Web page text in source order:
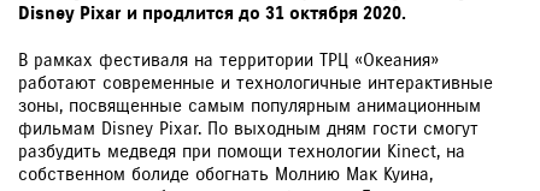
Disney Pixar и продлится до 31 октября 2020.
В рамках фестиваля на территории ТРЦ «Океания»
работают современные и технологичные интерактивные
зоны, посвященные самым популярным анимационным
фильмам Disney Pixar. По выходным дням гости смогут
разбудить медведя при помощи технологии Kinect, на
собственном болиде обогнать Молнию Мак Куина,